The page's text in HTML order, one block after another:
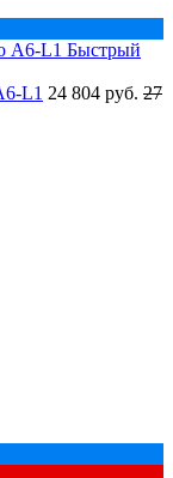
Быстрый
L1 24 804 руб. 27